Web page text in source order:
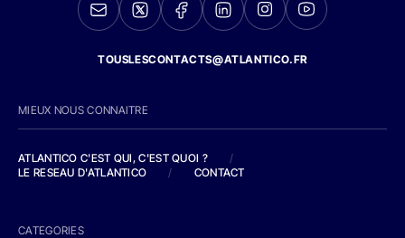
TOUSLESCONTACTS@ATLANTICO.FR
MIEUX NOUS CONNAITRE
ATLANTICO C'EST QUI, C'EST QUOI ?
/
LE RESEAU D'ATLANTICO
/ CONTACT
CATEGORIES